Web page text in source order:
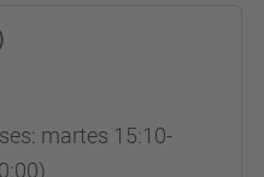
martes 15:10-